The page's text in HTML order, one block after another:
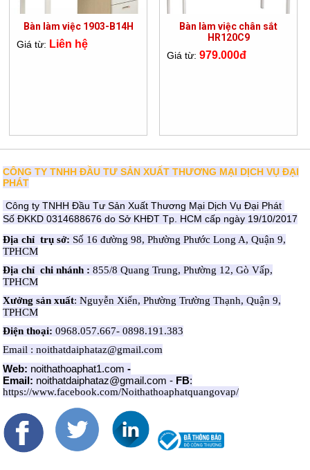
Bàn làm việc 1903-B14H
Giá từ: Liên hệ
Bàn làm việc chân sắt
HR120C9
Giá từ:979.000đ
CÔNG TY TNHH ĐẦU TƯ SẢN XUẤT THƯƠNG MẠI DỊCH VỤ ĐẠI
PHÁT
Công ty TNHH Đầu Tư Sản Xuất Thương Mại Dịch Vụ Đại Phát
Số ĐKKD 0314688676 do Sở KHĐT Tp. HCM cấp ngày 19/10/2017
Địa chỉ trụ sở: Số 16 đường 98, Phường Phước Long A, Quận 9,
TPHCM
Địa chỉ chi nhánh :855/8 Quang Trung, Phường 12, Gò Vấp,
TPHCM
Xưởng sản xuất: Nguyễn Xiển, Phường Trường Thạnh, Quận 9,
TPHCM
Điện thoại: 0968.057.667- 0898.191.383
Email : noithatdaiphataz@gmail.com
Web: noithathoaphat1.com-
Email: noithatdaiphataz@gmail.com - FB:
https://www.facebook.com/Noithathoaphatquangovap/